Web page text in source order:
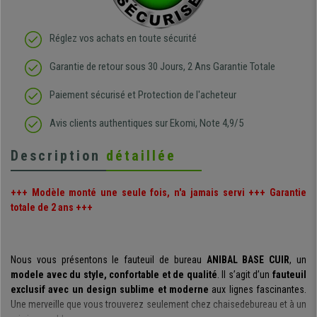
Réglez vos achats en toute sécurité
Garantie de retour sous 30 Jours, 2 Ans Garantie Totale
Paiement sécurisé et Protection de l'acheteur
Avis clients authentiques sur Ekomi, Note 4,9/5
Description détaillée
+++ Modèle monté une seule fois, n'a jamais servi +++ Garantie
totale de 2 ans +++
Nous vous présentons le fauteuil de bureau ANIBAL BASE CUIR, un
modele avec du style, confortable et de qualité. Il s’agit d’unfauteuil
exclusif avec un design sublime et moderne aux lignes fascinantes.
Une merveille que vous trouverez seulement chez chaisedebureau et à un